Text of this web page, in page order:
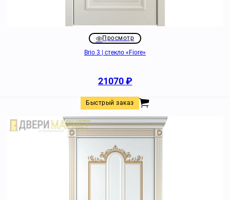
Просмотр
Brio 3 | стекло «Fiore»
21070₽
Быстрый заказ